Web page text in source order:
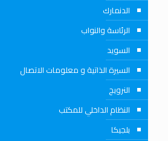
الدنمارك
الرئاسة والنواب
السويد
السيرة الذاتية و معلومات الاتصال
النرويج
النظام الداخلي للمكتب
بلجيكا